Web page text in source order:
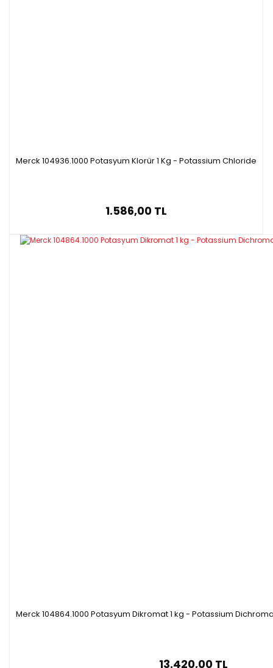
Merck 104936.1000 Potasyum Klorür 1 Kg - Potassium Chloride
1.586,00 TL
Merck 104864.1000 Potasyum Dikromat 1 kg - Potassium
13.420,00 TL